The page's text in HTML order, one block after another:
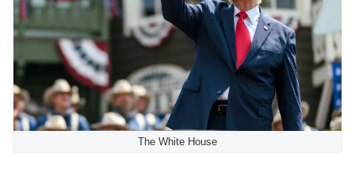
The White House